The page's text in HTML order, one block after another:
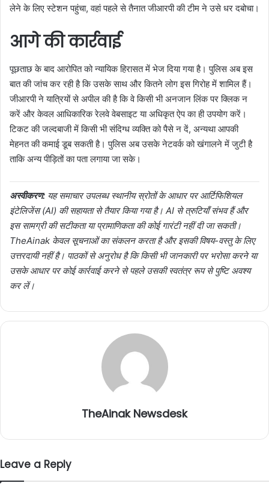
लेने के लिए स्टेशन पहुंचा, वहां पहले से तैनात जीआरपी की टीम ने उसे धर दबोचा।
आगे की कार्रवाई
पूछताछ के बाद आरोपित को न्यायिक हिरासत में भेज दिया गया है। पुलिस अब इस
बात की जांच कर रही है कि उसके साथ और कितने लोग इस गिरोह में शामिल हैं।
जीआरपी ने यात्रियों से अपील की है कि वे किसी भी अनजान लिंक पर क्लिक न
करें और केवल आधिकारिक रेलवे वेबसाइट या अधिकृत ऐप का ही उपयोग करें।
टिकट की जल्दबाजी में किसी भी संदिग्ध व्यक्ति को पैसे न दें, अन्यथा आपकी
मेहनत की कमाई डूब सकती है। पुलिस अब उसके नेटवर्क को खंगालने में जुटी है
ताकि अन्य पीड़ितों का पता लगाया जा सके।
अस्वीकरण: यह समाचार उपलब्ध स्थानीय स्रोतों के आधार पर आर्टिफिशियल
इंटेलिजेंस (AI) की सहायता से तैयार किया गया है। AI से त्रुटियाँ संभव हैं और
इस सामग्री की सटीकता या प्रामाणिकता की कोई गारंटी नहीं दी जा सकती।
TheAinak केवल सूचनाओं का संकलन करता है और इसकी विषय-वस्तु के लिए
उत्तरदायी नहीं है। पाठकों से अनुरोध है कि किसी भी जानकारी पर भरोसा करने या
उसके आधार पर कोई कार्रवाई करने से पहले उसकी स्वतंत्र रूप से पुष्टि अवश्य
कर लें।
TheAinak Newsdesk
Leave a Reply